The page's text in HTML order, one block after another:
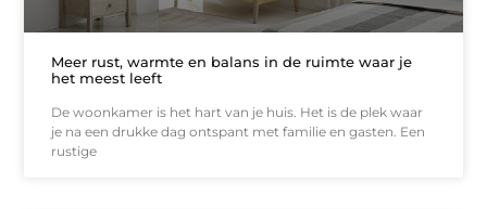
Meer rust, warmte en balans in de ruimte waar je
het meest leeft
De woonkamer is het hart van je huis. Het is de plek waar
je na een drukke dag ontspant met familie en gasten. Een
rustige